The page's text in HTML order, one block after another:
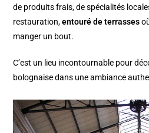
de produits frais, de spécialités
restauration,entouré de terrasses
manger un bout.
C’est un lieu incontournable pour
bolognaise dans une ambiance